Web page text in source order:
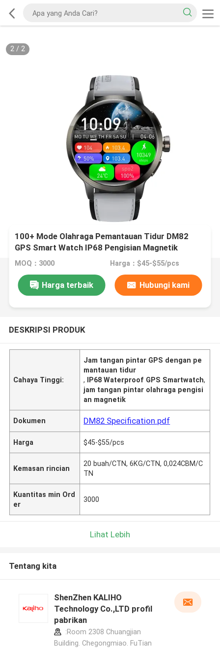
2/ 2
100+ Mode Olahraga Pemantauan Tidur DM82
GPS Smart Watch IP68 Pengisian Magnetik
MOQ：3000 Harga：$45-$55/pcs
Harga terbaik Hubungi kami
DESKRIPSI PRODUK
Cahaya Tinggi:
Jam tangan pintar GPS dengan pe
mantauan tidur
, IP68 Waterproof GPS Smartwatch,
jam tangan pintar olahraga pengisi
an magnetik
Dokumen DM82 Specification.pdf
Harga $45-$55/pcs
Kemasan rincian
20 buah/CTN, 6KG/CTN, 0,024CBM/C
TN
Kuantitas min Ord
er
3000
Lihat Lebih
Tentang kita
ShenZhen KALIHO
Technology Co.,LTD profil
pabrikan
:Room 2308 Chuangjian
Building. Chegongmiao. FuTian